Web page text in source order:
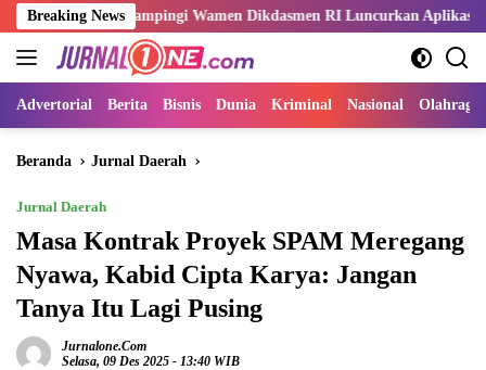
Langsung
ke
konten
Breaking News
Dampingi Wamen Dikdasmen RI Luncurkan Aplikasi Bungo Pintar
Advertorial Berita Bisnis Dunia Kriminal Nasional Olahraga
Beranda Jurnal Daerah
Jurnal Daerah
Masa Kontrak Proyek SPAM Meregang
Nyawa, Kabid Cipta Karya: Jangan
Tanya Itu Lagi Pusing
Jurnalone.com
Selasa, 09 Des 2025 - 13:40 WIB